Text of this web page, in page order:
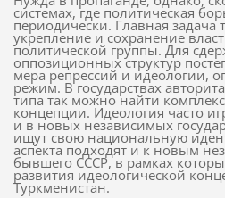
системах, где политическая
периодически. Главная задача
укрепление и сохранение
политической группы. Для
оппозиционных структур
мера репрессий и идеологии,
режим. В государствах
типа так можно найти
концепции. Идеология часто
и в новых независимых
ищут свою национальную
аспекта подходят и к новым
бывшего СССР, в рамках
развития идеологической
Туркменистан.